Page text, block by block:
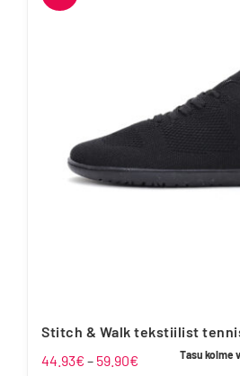
Stitch & Walk tekstiilist
44.93€ – 59.90€ Hinnavahemik:
Tasu kolme